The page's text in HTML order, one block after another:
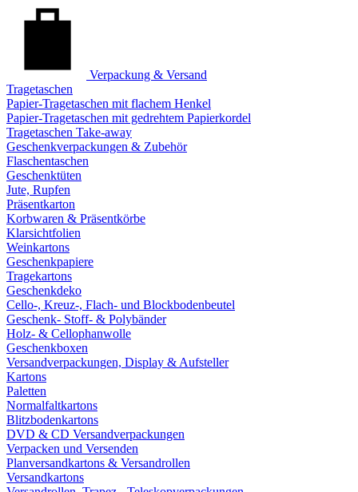
Verpackung & Versand
Tragetaschen
Papier-Tragetaschen mit flachem Henkel
Papier-Tragetaschen mit gedrehtem Papierkordel
Tragetaschen Take-away
Geschenkverpackungen & Zubehör
Flaschentaschen
Geschenktüten
Jute, Rupfen
Präsentkarton
Korbwaren & Präsentkörbe
Klarsichtfolien
Weinkartons
Geschenkpapiere
Tragekartons
Geschenkdeko
Cello-, Kreuz-, Flach- und Blockbodenbeutel
Geschenk- Stoff- & Polybänder
Holz- & Cellophanwolle
Geschenkboxen
Versandverpackungen, Display & Aufsteller
Kartons
Paletten
Normalfaltkartons
Blitzbodenkartons
DVD & CD Versandverpackungen
Verpacken und Versenden
Planversandkartons & Versandrollen
Versandkartons